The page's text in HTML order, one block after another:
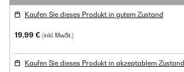
Kaufen Sie dieses Produkt in gutem Zustand
19,99 € (inkl. MwSt.)
Kaufen Sie dieses Produkt in akzeptablem Zustand